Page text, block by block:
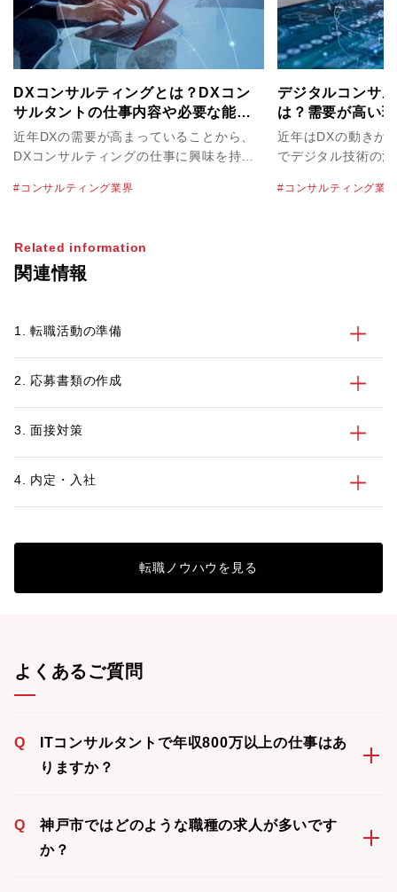
DXコンサルティングとは？DXコン
サルタントの仕事内容や必要な能力
を解説！
近年DXの需要が高まっていることから、
DXコンサルティングの仕事に興味を持っ
タントはDXの中核として幅広い役割を担
目指す際には、仕事内容や必要な能力を正
しく理解しておくことが大切でしょう。
てわかりやすく解説します。また、DXコ
みてください。
コンサルティング業界
デジタルコンサ
は？需要が高い
要な能力につい
近年はDXの動きが
でデジタル技術の
「デジタルコンサ
ルコンサルタント
コンサルティング業界
Related information
関連情報
1. 転職活動の準備
2. 応募書類の作成
3. 面接対策
4. 内定・入社
転職ノウハウを見る
よくあるご質問
Q
ITコンサルタントで年収800万以上の仕事はあ
りますか？
Q
神戸市ではどのような職種の求人が多いです
か？